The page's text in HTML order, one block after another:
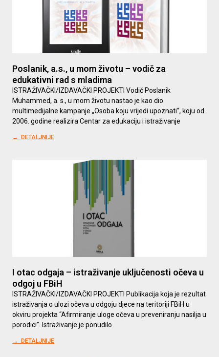
Poslanik, a.s., u mom životu – vodič za
edukativni rad s mladima
ISTRAŽIVAČKI/IZDAVAČKI PROJEKTI Vodič Poslanik
Muhammed, a. s., u mom životu nastao je kao dio
multimedijalne kampanje „Osoba koju vrijedi upoznati“, koju od
2006. godine realizira Centar za edukaciju i istraživanje
→ DETALJNIJE
I otac odgaja – istraživanje uključenosti očeva u
odgoj u FBiH
ISTRAŽIVAČKI/IZDAVAČKI PROJEKTI Publikacija koja je rezultat
istraživanja o ulozi očeva u odgoju djece na teritoriji FBiH u
okviru projekta “Afirmiranje uloge očeva u preveniranju nasilja u
porodici”. Istraživanje je ponudilo
→ DETALJNIJE